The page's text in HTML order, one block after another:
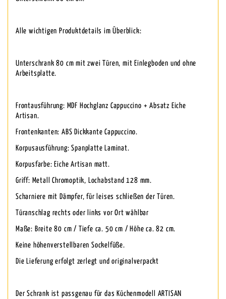
Alle wichtigen Produktdetails im Überblick:
Unterschrank 80 cm mit zwei Türen, mit Einlegboden und ohne
Arbeitsplatte.
Frontausführung: MDF Hochglanz Cappuccino + Absatz Eiche
Artisan.
Frontenkanten: ABS Dickkante Cappuccino.
Korpusausführung: Spanplatte Laminat.
Korpusfarbe: Eiche Artisan matt.
Griff: Metall Chromoptik, Lochabstand 128 mm.
Scharniere mit Dämpfer, für leises schließen der Türen.
Türanschlag rechts oder links vor Ort wählbar
Maße: Breite 80 cm / Tiefe ca. 50 cm / Höhe ca. 82 cm.
Keine höhenverstellbaren Sockelfüße.
Die Lieferung erfolgt zerlegt und originalverpackt
Der Schrank ist passgenau für das Küchenmodell ARTISAN